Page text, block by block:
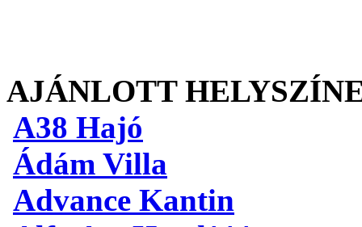
AJÁNLOTT
A38 Hajó
Ádám Villa
Advance Kantin